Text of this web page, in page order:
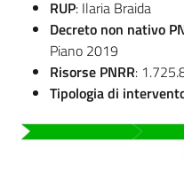
RUP: Ilaria Braida
Decreto non nativo
Piano 2019
Risorse PNRR:
Tipologia di